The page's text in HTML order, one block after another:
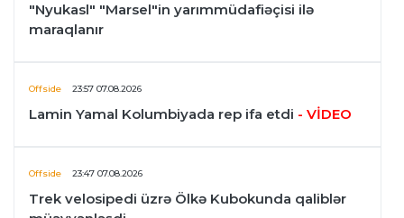
"Nyukasl" "Marsel"in yarımmüdafiəçisi ilə
maraqlanır
Offside 23:57 07.08.2026
Lamin Yamal Kolumbiyada rep ifa etdi - VİDEO
Offside 23:47 07.08.2026
Trek velosipedi üzrə Ölkə Kubokunda qaliblər